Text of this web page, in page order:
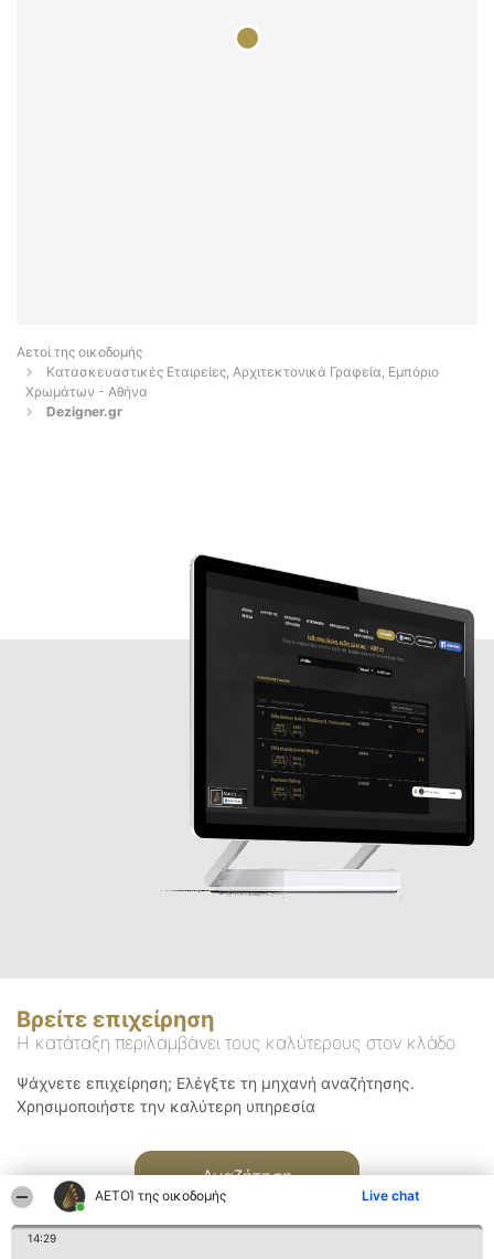
ΑΕΤΟΊ της οικοδομής Live chat
14:29
Αετοί της οικοδομής
Κατασκευαστικές Εταιρείες, Αρχιτεκτονικά Γραφεία, Εμπόριο
Χρωμάτων - Αθήνα
Dezigner.gr
Βρείτε επιχείρηση
Η κατάταξη περιλαμβάνει τους καλύτερους στον κλάδο
Ψάχνετε επιχείρηση; Ελέγξτε τη μηχανή αναζήτησης.
Χρησιμοποιήστε την καλύτερη υπηρεσία
Αναζήτηση